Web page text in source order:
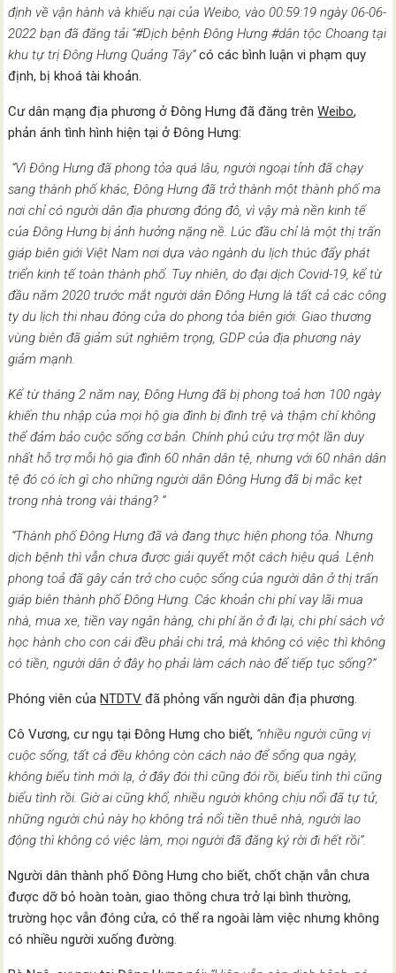
định về vận hành và khiếu nại của Weibo, vào 00:59:19 ngày 06-06-
2022 bạn đã đăng tải “#Dịch bệnh Đông Hưng #dân tộc Choang tại
khu tự trị Đông Hưng Quảng Tây”có các bình luận vi phạm quy
định, bị khoá tài khoản.
Cư dân mạng địa phương ở Đông Hưng đã đăng trênWeibo,
phản ánh tình hình hiện tại ở Đông Hưng:
“Vì Đông Hưng đã phong tỏa quá lâu, người ngoại tỉnh đã chạy
sang thành phố khác, Đông Hưng đã trở thành một thành phố ma
nơi chỉ có người dân địa phương đóng đô, vì vậy mà nền kinh tế
của Đông Hưng bị ảnh hưởng nặng nề. Lúc đầu chỉ là một thị trấn
giáp biên giới Việt Nam nơi dựa vào ngành du lịch thúc đẩy phát
triển kinh tế toàn thành phố. Tuy nhiên, do đại dịch Covid-19, kể từ
đầu năm 2020 trước mắt người dân Đông Hưng là tất cả các công
ty du lịch thi nhau đóng cửa do phong tỏa biên giới. Giao thương
vùng biên đã giảm sút nghiêm trọng, GDP của địa phương này
giảm mạnh.
Kể từ tháng 2 năm nay, Đông Hưng đã bị phong toả hơn 100 ngày
khiến thu nhập của mọi hộ gia đình bị đình trệ và thậm chí không
thể đảm bảo cuộc sống cơ bản. Chính phủ cứu trợ một lần duy
nhất hỗ trợ mỗi hộ gia đình 60 nhân dân tệ, nhưng với 60 nhân dân
tệ đó có ích gì cho những người dân Đông Hưng đã bị mắc kẹt
trong nhà trong vài tháng? ”
“Thành phố Đông Hưng đã và đang thực hiện phong tỏa. Nhưng
dịch bệnh thì vẫn chưa được giải quyết một cách hiệu quả. Lệnh
phong toả đã gây cản trở cho cuộc sống của người dân ở thị trấn
giáp biên thành phố Đông Hưng. Các khoản chi phí vay lãi mua
nhà, mua xe, tiền vay ngân hàng, chi phí ăn ở đi lại, chi phí sách vở
học hành cho con cái đều phải chi trả, mà không có việc thì không
có tiền, người dân ở đây họ phải làm cách nào để tiếp tục sống?”
Phóng viên củaNTDTV đã phỏng vấn người dân địa phương.
Cô Vương, cư ngụ tại Đông Hưng cho biết, “nhiều người cũng vị
cuộc sống, tất cả đều không còn cách nào để sống qua ngày,
không biểu tình mới lạ, ở đây đói thì cũng đói rồi, biểu tình thì cũng
biểu tình rồi. Giờ ai cũng khổ, nhiều người không chịu nổi đã tự tử,
những người chủ này họ không trả nổi tiền thuê nhà, người lao
động thì không có việc làm, mọi người đã đăng ký rời đi hết rồi”.
Người dân thành phố Đông Hưng cho biết, chốt chặn vẫn chưa
được dỡ bỏ hoàn toàn, giao thông chưa trở lại bình thường,
trường học vẫn đóng cửa, có thể ra ngoài làm việc nhưng không
có nhiều người xuống đường.